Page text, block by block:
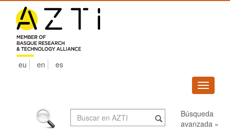
navigation
eu en es
Búsqueda
avanzada »